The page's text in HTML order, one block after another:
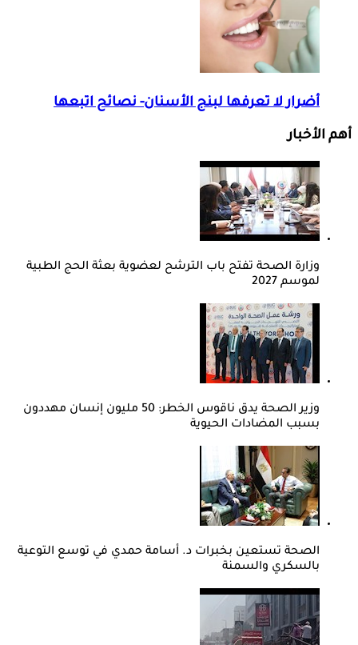
أضرار لا تعرفها لبنج الأسنان- نصائح اتبعها
أهم الأخبار
وزارة الصحة تفتح باب الترشح لعضوية بعثة الحج الطبية
لموسم 2027
وزير الصحة يدق ناقوس الخطر: 50 مليون إنسان مهددون
بسبب المضادات الحيوية
الصحة تستعين بخبرات د. أسامة حمدي في توسع التوعية
بالسكري والسمنة